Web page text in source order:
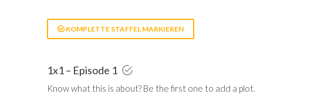
KOMPLETTE STAFFEL MARKIEREN
1x1 – Episode 1
Know what this is about? Be the first one to add a plot.